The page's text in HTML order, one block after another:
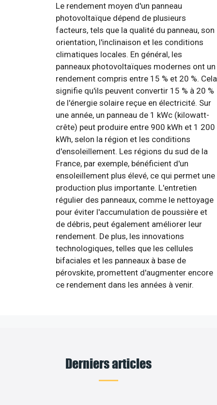
Le rendement moyen d'un panneau
photovoltaïque dépend de plusieurs
facteurs, tels que la qualité du panneau, son
orientation, l'inclinaison et les conditions
climatiques locales. En général, les
panneaux photovoltaïques modernes ont un
rendement compris entre 15 % et 20 %. Cela
signifie qu'ils peuvent convertir 15 % à 20 %
de l'énergie solaire reçue en électricité. Sur
une année, un panneau de 1 kWc (kilowatt-
crête) peut produire entre 900 kWh et 1 200
kWh, selon la région et les conditions
d'ensoleillement. Les régions du sud de la
France, par exemple, bénéficient d'un
ensoleillement plus élevé, ce qui permet une
production plus importante. L'entretien
régulier des panneaux, comme le nettoyage
pour éviter l'accumulation de poussière et
de débris, peut également améliorer leur
rendement. De plus, les innovations
technologiques, telles que les cellules
bifaciales et les panneaux à base de
pérovskite, promettent d'augmenter encore
ce rendement dans les années à venir.
Derniers articles